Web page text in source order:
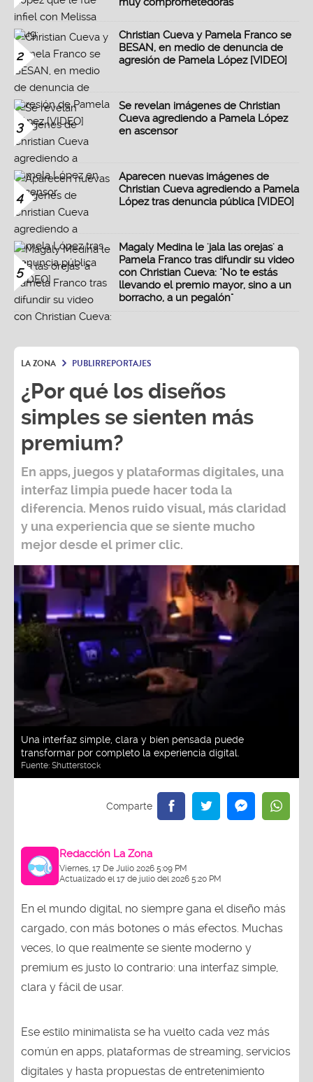
2
Christian Cueva y Pamela Franco se
BESAN, en medio de denuncia de
agresión de Pamela López [VIDEO]
3
Se revelan imágenes de Christian
Cueva agrediendo a Pamela López
en ascensor
4
Aparecen nuevas imágenes de
Christian Cueva agrediendo a Pamela
López tras denuncia pública [VIDEO]
5
Magaly Medina le 'jala las orejas' a
Pamela Franco tras difundir su video
con Christian Cueva: "No te estás
llevando el premio mayor, sino a un
borracho, a un pegalón"
LA ZONA PUBLIRREPORTAJES
¿Por qué los diseños
simples se sienten más
premium?
En apps, juegos y plataformas digitales, una
interfaz limpia puede hacer toda la
diferencia. Menos ruido visual, más claridad
y una experiencia que se siente mucho
mejor desde el primer clic.
Una interfaz simple, clara y bien pensada puede
transformar por completo la experiencia digital.
Fuente: Shutterstock
Redacción La Zona
Viernes, 17 De Julio 2026 5:09 PM
Actualizado el 17 de julio del 2026 5:20 PM
En el mundo digital, no siempre gana el diseño más
cargado, con más botones o más efectos. Muchas
veces, lo que realmente se siente moderno y
premium es justo lo contrario: una interfaz simple,
clara y fácil de usar.
Ese estilo minimalista se ha vuelto cada vez más
común en apps, plataformas de streaming, servicios
digitales y hasta propuestas de entretenimiento